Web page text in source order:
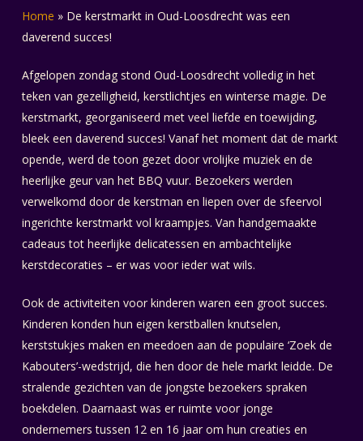
Home » De kerstmarkt in Oud-Loosdrecht was een
daverend succes!
Afgelopen zondag stond Oud-Loosdrecht volledig in het
teken van gezelligheid, kerstlichtjes en winterse magie. De
kerstmarkt, georganiseerd met veel liefde en toewijding,
bleek een daverend succes! Vanaf het moment dat de markt
opende, werd de toon gezet door vrolijke muziek en de
heerlijke geur van het BBQ vuur. Bezoekers werden
verwelkomd door de kerstman en liepen over de sfeervol
ingerichte kerstmarkt vol kraampjes. Van handgemaakte
cadeaus tot heerlijke delicatessen en ambachtelijke
kerstdecoraties – er was voor ieder wat wils.
Ook de activiteiten voor kinderen waren een groot succes.
Kinderen konden hun eigen kerstballen knutselen,
kerststukjes maken en meedoen aan de populaire ‘Zoek de
Kabouters’-wedstrijd, die hen door de hele markt leidde. De
stralende gezichten van de jongste bezoekers spraken
boekdelen. Daarnaast was er ruimte voor jonge
ondernemers tussen 12 en 16 jaar om hun creaties en